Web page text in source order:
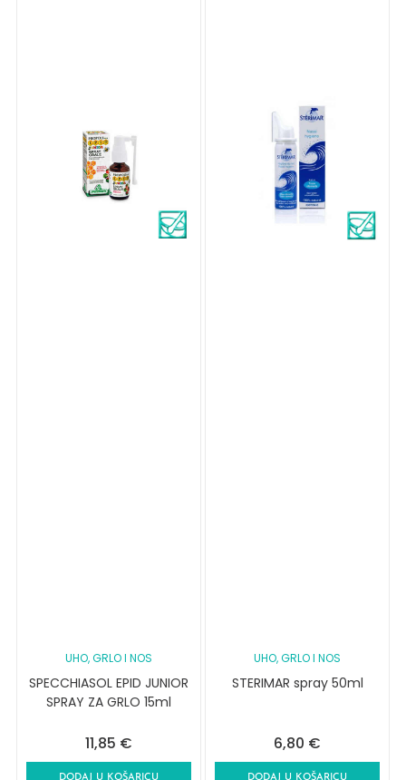
UHO, GRLO I NOS
SPECCHIASOL EPID JUNIOR
SPRAY ZA GRLO 15ml
11,85 €
UHO, GRLO I NOS
STERIMAR spray 50ml
6,80 €